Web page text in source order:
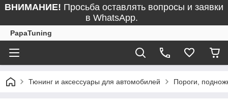
ВНИМАНИЕ! Просьба оставлять вопросы и заявки
в WhatsApp.
PapaTuning
Тюнинг и аксессуары для автомобилей Пороги,